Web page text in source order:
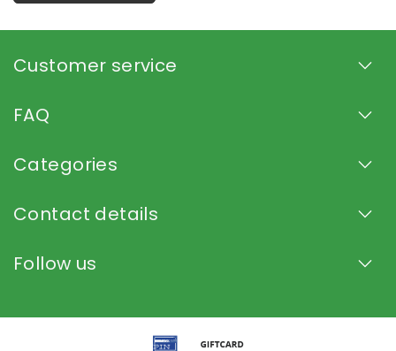
Customer service
FAQ
Categories
Contact details
Follow us